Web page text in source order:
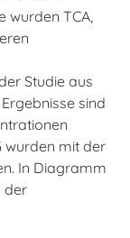
wurden TCA,
Studie aus
sind
wurden mit der
In Diagramm
der